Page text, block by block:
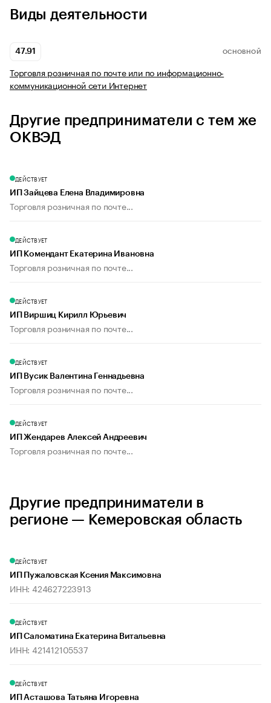
Виды деятельности
47.91 ОСНОВНОЙ
Торговля розничная по почте или по информационно-
коммуникационной сети Интернет
Другие предприниматели с тем же
ОКВЭД
ДЕЙСТВУЕТ
ИП Зайцева Елена Владимировна
Торговля розничная по почте...
ДЕЙСТВУЕТ
ИП Комендант Екатерина Ивановна
Торговля розничная по почте...
ДЕЙСТВУЕТ
ИП Виршиц Кирилл Юрьевич
Торговля розничная по почте...
ДЕЙСТВУЕТ
ИП Вусик Валентина Геннадьевна
Торговля розничная по почте...
ДЕЙСТВУЕТ
ИП Жендарев Алексей Андреевич
Торговля розничная по почте...
Другие предприниматели в
регионе — Кемеровская область
ДЕЙСТВУЕТ
ИП Пужаловская Ксения Максимовна
ИНН: 424627223913
ДЕЙСТВУЕТ
ИП Саломатина Екатерина Витальевна
ИНН: 421412105537
ДЕЙСТВУЕТ
ИП Асташова Татьяна Игоревна